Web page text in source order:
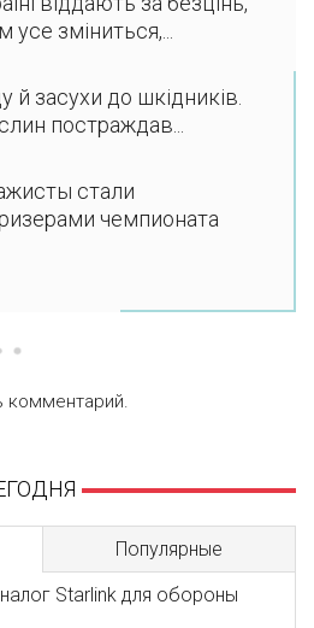
зміниться,...
й засухи до шкідників.
постраждав...
стали
чемпионата
комментарий.
Популярные
Starlink для обороны